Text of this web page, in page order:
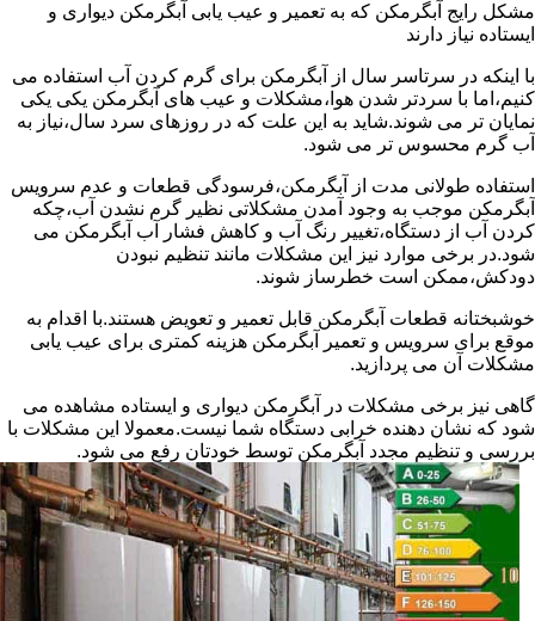
مشکل رایج آبگرمکن که به تعمیر و عیب یابی آبگرمکن دیواری و
ایستاده نیاز دارند
با اینکه در سرتاسر سال از آبگرمکن برای گرم کردن آب استفاده می
کنیم،اما با سردتر شدن هوا،مشکلات و عیب های آبگرمکن یکی یکی
نمایان تر می شوند.شاید به این علت که در روزهای سرد سال،نیاز به
آب گرم محسوس تر می شود.
استفاده طولانی مدت از آبگرمکن،فرسودگی قطعات و عدم سرویس
آبگرمکن موجب به وجود آمدن مشکلاتی نظیر گرم نشدن آب،چکه
کردن آب از دستگاه،تغییر رنگ آب و کاهش فشار آب آبگرمکن می
شود.در برخی موارد نیز این مشکلات مانند تنظیم نبودن
دودکش،ممکن است خطرساز شوند.
خوشبختانه قطعات آبگرمکن قابل تعمیر و تعویض هستند.با اقدام به
موقع برای سرویس و تعمیر آبگرمکن هزینه کمتری برای عیب یابی
مشکلات آن می پردازید.
گاهی نیز برخی مشکلات در آبگرمکن دیواری و ایستاده مشاهده می
شود که نشان دهنده خرابی دستگاه شما نیست.معمولا این مشکلات با
بررسی و تنظیم مجدد آبگرمکن توسط خودتان رفع می شود.